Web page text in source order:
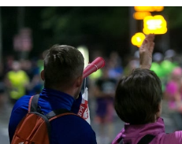
Kliknij, aby powiększyć